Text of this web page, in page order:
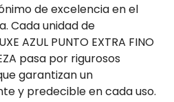
de excelencia en el
Cada unidad de
AZUL PUNTO EXTRA FINO
pasa por rigurosos
garantizan un
y predecible en cada uso.